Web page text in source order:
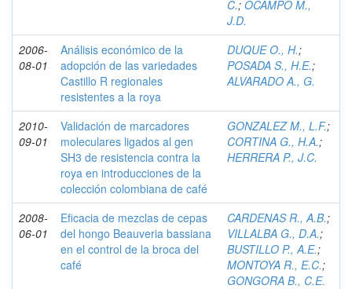
C.; OCAMPO M.,
J.D.
2006-
08-01
Análisis económico de la
adopción de las variedades
Castillo R regionales
resistentes a la roya
DUQUE O., H.;
POSADA S., H.E.;
ALVARADO A., G.
2010-
09-01
Validación de marcadores
moleculares ligados al gen
SH3 de resistencia contra la
roya en introducciones de la
colección colombiana de café
GONZALEZ M., L.F.;
CORTINA G., H.A.;
HERRERA P., J.C.
2008-
06-01
Eficacia de mezclas de cepas
del hongo Beauveria bassiana
en el control de la broca del
café
CARDENAS R., A.B.;
VILLALBA G., D.A.;
BUSTILLO P., A.E.;
MONTOYA R., E.C.;
GONGORA B., C.E.